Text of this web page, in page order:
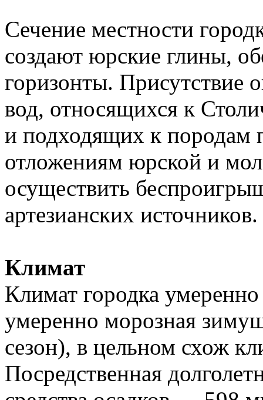
Сечение местности
создают юрские глины,
горизонты. Присутствие
вод, относящихся к
и подходящих к породам
отложениям юрской и
осуществить
артезианских источников.
Климат
Климат городка
умеренно морозная
сезон), в цельном схож
Посредственная